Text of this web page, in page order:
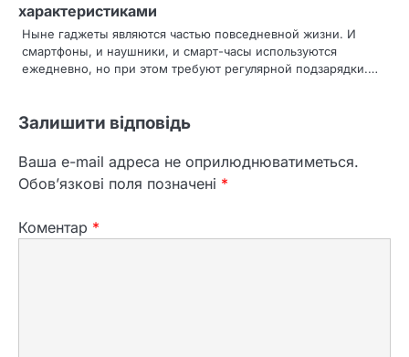
характеристиками
Ныне гаджеты являются частью повседневной жизни. И
смартфоны, и наушники, и смарт-часы используются
ежедневно, но при этом требуют регулярной подзарядки.…
Залишити відповідь
Ваша e-mail адреса не оприлюднюватиметься.
Обов’язкові поля позначені *
Коментар *